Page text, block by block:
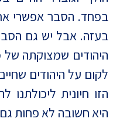
בפחד. הסבר אפשרי
בעזה. אבל יש גם
היהודים שמצוקתה של
לקום על היהודים
הזו חיונית
היא חשובה לא פחות